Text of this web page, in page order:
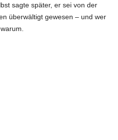
sagte später, er sei von der
überwältigt gewesen – und wer